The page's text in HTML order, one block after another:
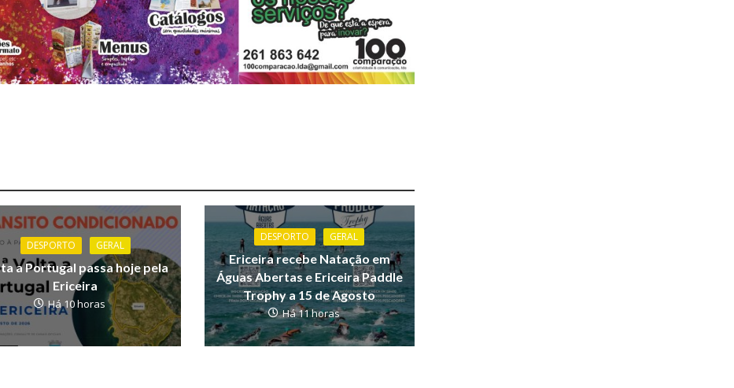
DESPORTO GERAL
a Portugal passa hoje pela
Ericeira
Há 10 horas
DESPORTO GERAL
Ericeira recebe Natação em
Águas Abertas e Ericeira Paddle
Trophy a 15 de Agosto
Há 11 horas